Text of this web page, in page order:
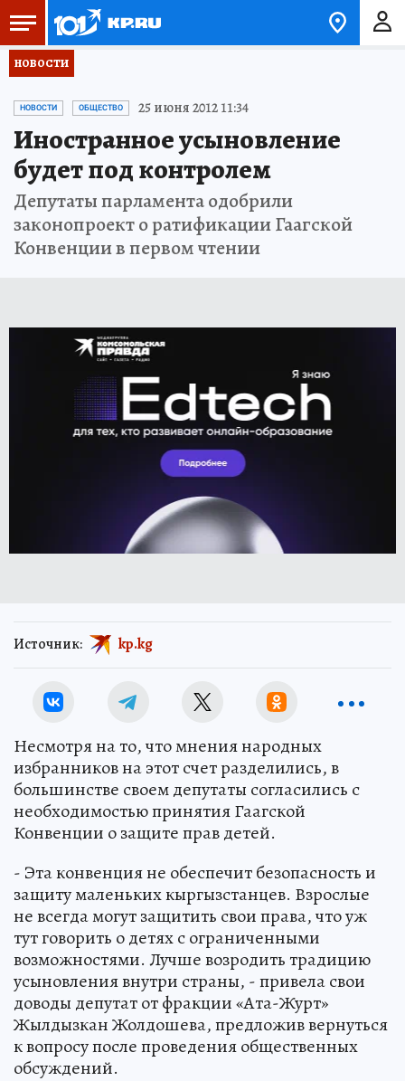
НОВОСТИ
НОВОСТИ ОБЩЕСТВО 25 июня 2012 11:34
Иностранное усыновление
будет под контролем
Депутаты парламента одобрили
законопроект о ратификации Гаагской
Конвенции в первом чтении
Источник: kp.kg
Несмотря на то, что мнения народных
избранников на этот счет разделились, в
большинстве своем депутаты согласились с
необходимостью принятия Гаагской
Конвенции о защите прав детей.
- Эта конвенция не обеспечит безопасность и
защиту маленьких кыргызстанцев. Взрослые
не всегда могут защитить свои права, что уж
тут говорить о детях с ограниченными
возможностями. Лучше возродить традицию
усыновления внутри страны, - привела свои
доводы депутат от фракции «Ата-Журт»
Жылдызкан Жолдошева, предложив вернуться
к вопросу после проведения общественных
обсуждений.